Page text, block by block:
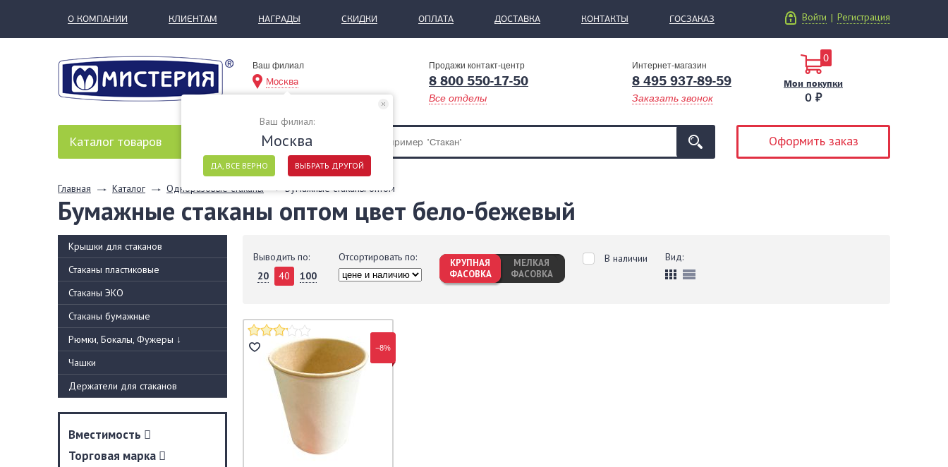
О КОМПАНИИ КЛИЕНТАМ НАГРАДЫ СКИДКИ ОПЛАТА ДОСТАВКА КОНТАКТЫ ГОСЗАКАЗ Войти | Регистрация
Ваш филиал
Москва
Продажи контакт-центр
8 800 550-17-50
Все отделы
Ваш филиал:
Москва
ДА, ВСЕ ВЕРНО ВЫБРАТЬ ДРУГОЙ
Интернет-магазин
8 495 937-89-59
Заказать звонок
0
Мои покупки
0 ₽
Каталог товаров Оформить заказ
Главная Каталог Одноразовые стаканы Бумажные стаканы оптом
Бумажные стаканы оптом цвет бело-бежевый
Крышки для стаканов
Стаканы пластиковые
Стаканы ЭКО
Стаканы бумажные
Рюмки, Бокалы, Фужеры ↓
Чашки
Держатели для стаканов
Вместимость
Торговая марка
Выводить по:
20
40 100
Отсортировать по:
КРУПНАЯ
ФАСОВКА
МЕЛКАЯ
ФАСОВКА
В наличии Вид:
−8%